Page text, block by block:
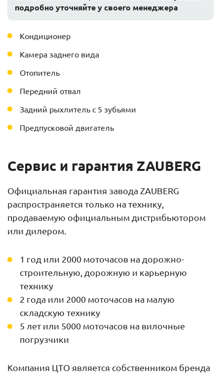
подробно уточняйте у своего менеджера
Кондиционер
Камера заднего вида
Отопитель
Передний отвал
Задний рыхлитель с 5 зубьями
Предпусковой двигатель
Сервис и гарантия ZAUBERG
Официальная гарантия завода ZAUBERG
распространяется только на технику,
продаваемую официальным дистрибьютором
или дилером.
1 год или 2000 моточасов на дорожно-
строительную, дорожную и карьерную
технику
2 года или 2000 моточасов на малую
складскую технику
5 лет или 5000 моточасов на вилочные
погрузчики
Компания ЦТО является собственником бренда